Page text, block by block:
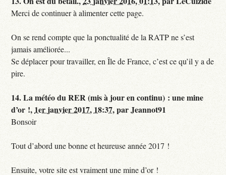
Merci de continuer à alimenter cette page.
On se rend compte que la ponctualité de la RATP ne s’est
jamais améliorée...
Se déplacer pour travailler, en Île de France, c’est ce qu’il y a de
pire.
14.La météo du RER (mis à jour en continu) : une mine
d’or !, 1er janvier 2017, 18:37,parJeannot91
Bonsoir
Tout d’abord une bonne et heureuse année 2017 !
Ensuite, votre site est vraiment une mine d’or !